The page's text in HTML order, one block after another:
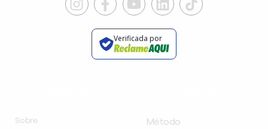
Verificada por
Sobre
Método